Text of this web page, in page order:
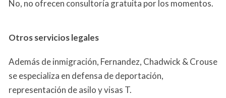
No, no ofrecen consultoría gratuita por los momentos.
Otros servicioslegales
Además de inmigración, Fernandez, Chadwick & Crouse
se especializa en defensa de deportación,
representación de asilo y visas T.